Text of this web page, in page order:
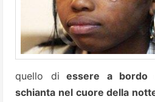
quello di essere a
schianta nel cuore della